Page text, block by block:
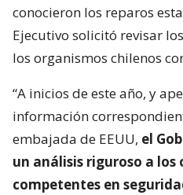
conocieron los reparos
Ejecutivo solicitó revisar
los organismos chilenos
“A inicios de este año, y
información
embajada de EEUU, el
un análisis riguroso a los
competentes en